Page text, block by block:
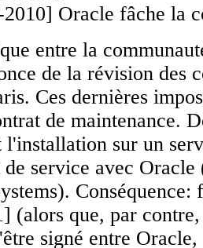
Oracle fâche la
entre la
de la révision des
Ces dernières
de maintenance.
sur un
service avec Oracle
(alors que, par
signé entre